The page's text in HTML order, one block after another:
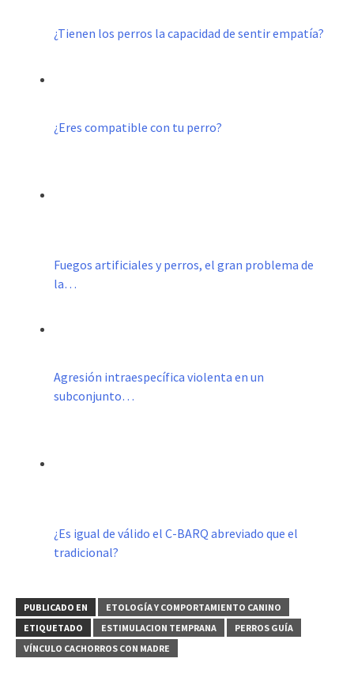
¿Tienen los perros la capacidad de sentir empatía?
¿Eres compatible con tu perro?
Fuegos artificiales y perros, el gran problema de
la…
Agresión intraespecífica violenta en un
subconjunto…
¿Es igual de válido el C-BARQ abreviado que el
tradicional?
PUBLICADO EN
ETOLOGÍA Y COMPORTAMIENTO CANINO
ETIQUETADO
ESTIMULACION TEMPRANA
PERROS GUÍA
VÍNCULO CACHORROS CON MADRE